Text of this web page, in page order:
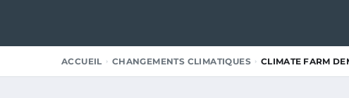
ACCUEIL CHANGEMENTS CLIMATIQUES CLIMATE FARM